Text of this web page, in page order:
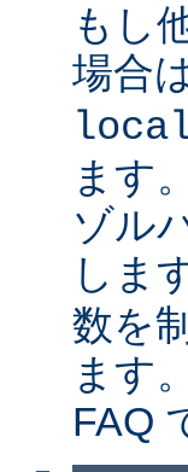
もし
場合
ます
ゾル
しま
数を
ます
FAQ